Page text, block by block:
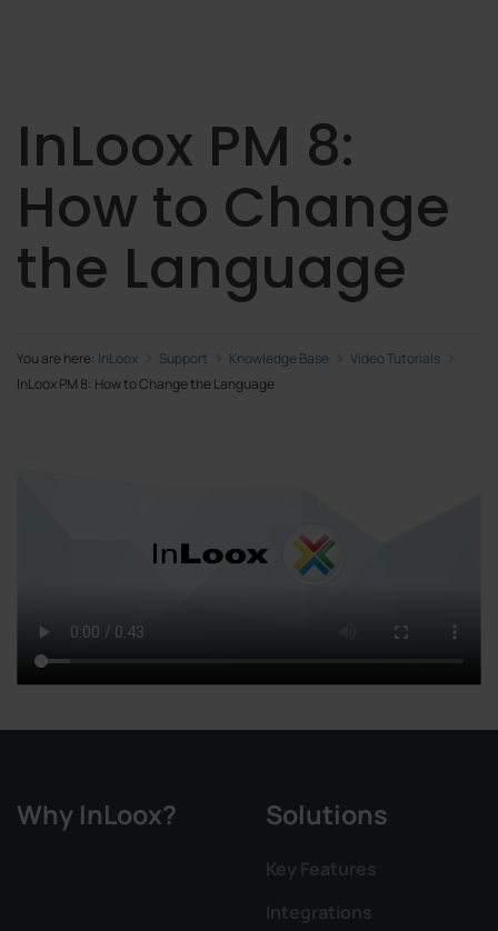
InLoox PM 8:
How to Change
the Language
You are here: InLoox Support Knowledge Base
Video Tutorials
InLoox PM 8: How to Change the Language
Why InLoox? Solutions
Key Features
Integrations